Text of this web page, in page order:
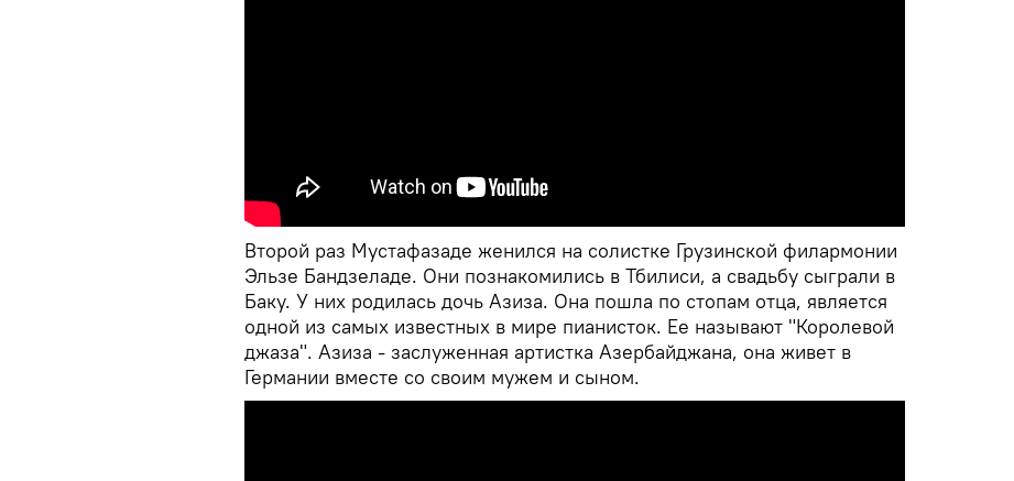
Второй раз Мустафазаде женился на солистке Грузинской филармонии
Эльзе Бандзеладе. Они познакомились в Тбилиси, а свадьбу сыграли в
Баку. У них родилась дочь Азиза. Она пошла по стопам отца, является
одной из самых известных в мире пианисток. Ее называют "Королевой
джаза". Азиза - заслуженная артистка Азербайджана, она живет в
Германии вместе со своим мужем и сыном.